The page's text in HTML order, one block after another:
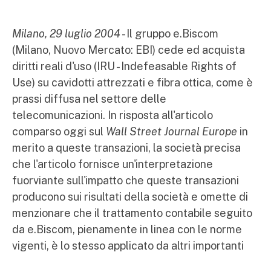
Milano, 29 luglio 2004- Il gruppo e.Biscom
(Milano, Nuovo Mercato: EBI) cede ed acquista
diritti reali d'uso (IRU - Indefeasable Rights of
Use) su cavidotti attrezzati e fibra ottica, come è
prassi diffusa nel settore delle
telecomunicazioni. In risposta all'articolo
comparso oggi sul Wall Street Journal Europe in
merito a queste transazioni, la società precisa
che l'articolo fornisce un'interpretazione
fuorviante sull'impatto che queste transazioni
producono sui risultati della società e omette di
menzionare che il trattamento contabile seguito
da e.Biscom, pienamente in linea con le norme
vigenti, è lo stesso applicato da altri importanti